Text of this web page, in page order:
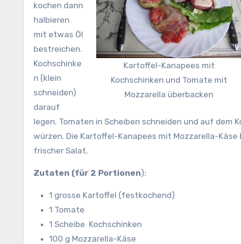
Kartoffel-Kanapees mit
Kochschinken und Tomate mit
Mozzarella überbacken
kochen dann
halbieren
mit etwas Öl
bestreichen.
Kochschinke
n (klein
schneiden)
darauf
legen. Tomaten in Scheiben schneiden und auf dem
würzen. Die Kartoffel-Kanapees mit Mozzarella-
frischer Salat.
Zutaten (für 2 Portionen):
1 grosse Kartoffel (festkochend)
1 Tomate
1 Scheibe Kochschinken
100 g Mozzarella-Käse